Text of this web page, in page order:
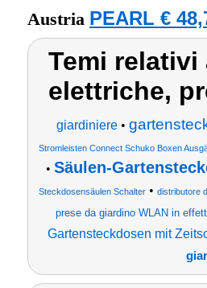
Austria PEARL €
Temi relativi
elettriche,
giardiniere•
Stromleisten Connect Schuko Boxen
• Säulen-
Steckdosensäulen Schalter • distributore
prese da giardino WLAN in
Gartensteckdosen mit